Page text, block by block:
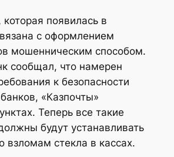
появилась в
с оформлением
мошенническим способом.
сообщал, что намерен
к безопасности
«Казпочты»
Теперь все такие
будут устанавливать
взломам стекла в кассах.